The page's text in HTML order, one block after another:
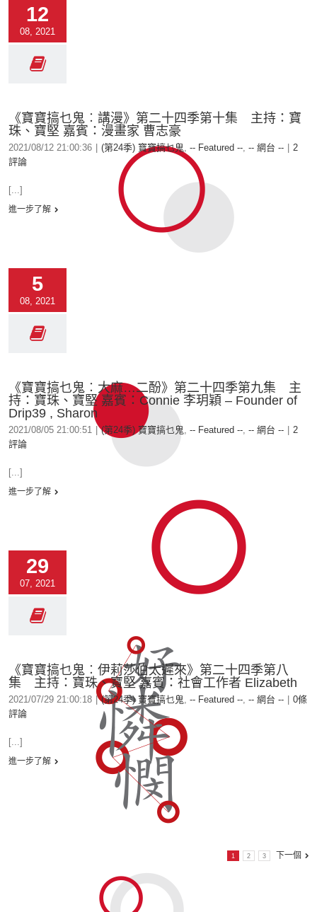
12
08, 2021
《寶寶搞乜鬼︰講漫》第二十四季第十集 主持：寶
珠、寶堅 嘉賓：漫畫家 曹志豪
2021/08/12 21:00:36 (第24季) 寶寶搞乜鬼, -- Featured --, -- 網台 --
2
評論
[...]
進一步了解
5
08, 2021
《寶寶搞乜鬼︰大麻…二酚》第二十四季第九集 主
持：寶珠、寶堅 嘉賓：Connie 李玥穎 – Founder of
Drip39 , Sharon
2021/08/05 21:00:51 (第24季) 寶寶搞乜鬼, -- Featured --, -- 網台 --
2
評論
[...]
進一步了解
29
07, 2021
《寶寶搞乜鬼︰伊莉莎伯太遲來》第二十四季第八
集 主持：寶珠、寶堅 嘉賓：社會工作者 Elizabeth
2021/07/29 21:00:18 | (第24季) 寶寶搞乜鬼, -- Featured --, -- 網台 --
0條
評論
[...]
進一步了解
1 2 3 下一個